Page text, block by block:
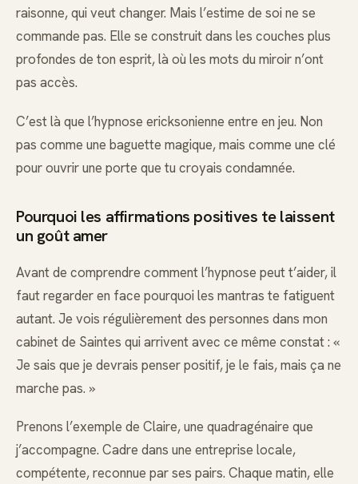
raisonne, qui veut changer. Mais l’estime de soi ne se
commande pas. Elle se construit dans les couches plus
profondes de ton esprit, là où les mots du miroir n’ont
pas accès.
C’est là que l’hypnose ericksonienne entre en jeu. Non
pas comme une baguette magique, mais comme une clé
pour ouvrir une porte que tu croyais condamnée.
Pourquoi les affirmations positives te laissent
un goût amer
Avant de comprendre comment l’hypnose peut t’aider, il
faut regarder en face pourquoi les mantras te fatiguent
autant. Je vois régulièrement des personnes dans mon
cabinet de Saintes qui arrivent avec ce même constat : «
Je sais que je devrais penser positif, je le fais, mais ça ne
marche pas. »
Prenons l’exemple de Claire, une quadragénaire que
j’accompagne. Cadre dans une entreprise locale,
compétente, reconnue par ses pairs. Chaque matin, elle